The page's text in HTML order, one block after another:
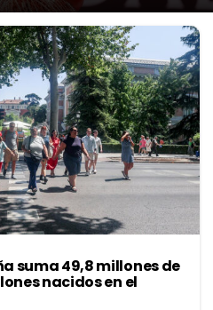
suma 49,8 millones de
nacidos en el